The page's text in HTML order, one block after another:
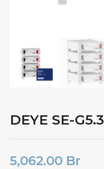
DEYE SE-G5.3
5,062.00 Br